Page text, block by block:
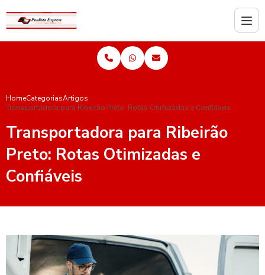
HomeCategoriasArtigos
Transportadora para Ribeirão Preto: Rotas Otimizadas e Confiáveis
Transportadora para Ribeirão
Preto: Rotas Otimizadas e
Confiáveis